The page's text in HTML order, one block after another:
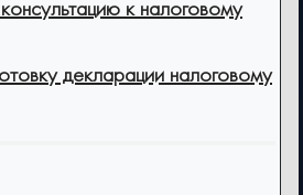
к налоговому
декларации налоговому